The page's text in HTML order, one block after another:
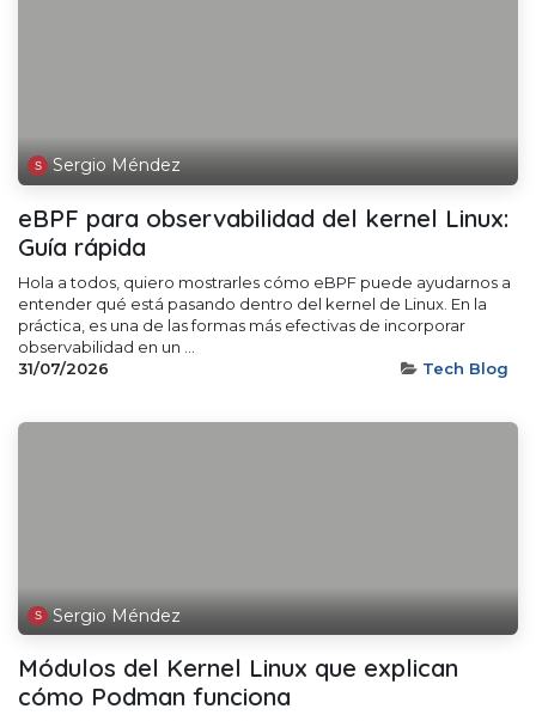
Sergio Méndez
eBPF para observabilidad del kernel Linux:
Guía rápida
Hola a todos, quiero mostrarles cómo eBPF puede ayudarnos a
entender qué está pasando dentro del kernel de Linux. En la
práctica, es una de las formas más efectivas de incorporar
observabilidad en un ...
31/07/2026
Tech Blog
Sergio Méndez
Módulos del Kernel Linux que explican
cómo Podman funciona